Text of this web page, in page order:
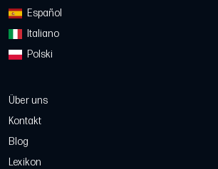
Español
Italiano
Polski
Über uns
Kontakt
Blog
Lexikon